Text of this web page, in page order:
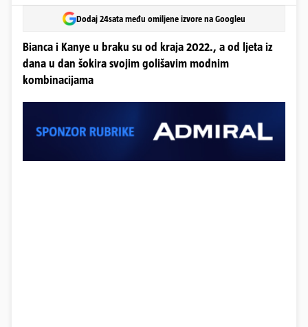
Dodaj 24sata među omiljene izvore na Googleu
Bianca i Kanye u braku su od kraja 2022., a od ljeta iz
dana u dan šokira svojim golišavim modnim
kombinacijama